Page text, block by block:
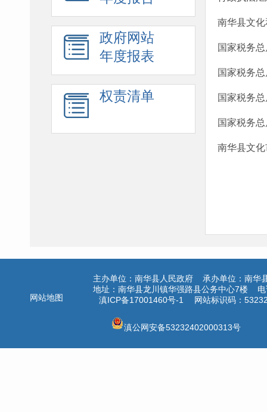
政府网站
年度报表
权责清单
南华县文
国家税务
国家税务
国家税务
国家税务
南华县文
网站地图
主办单位：南华县人民政府 承办单位：南华
地址：南华县龙川镇华强路县公务中心7楼
滇ICP备17001460号-1
网站标识码：
滇公网安备53232402000313号